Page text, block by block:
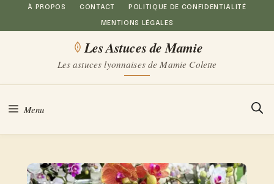
Aller
au
À PROPOS CONTACT POLITIQUE DE CONFIDENTIALITÉ
MENTIONS LÉGALES
Les Astuces de Mamie
Les astuces lyonnaises de Mamie Colette
Menu